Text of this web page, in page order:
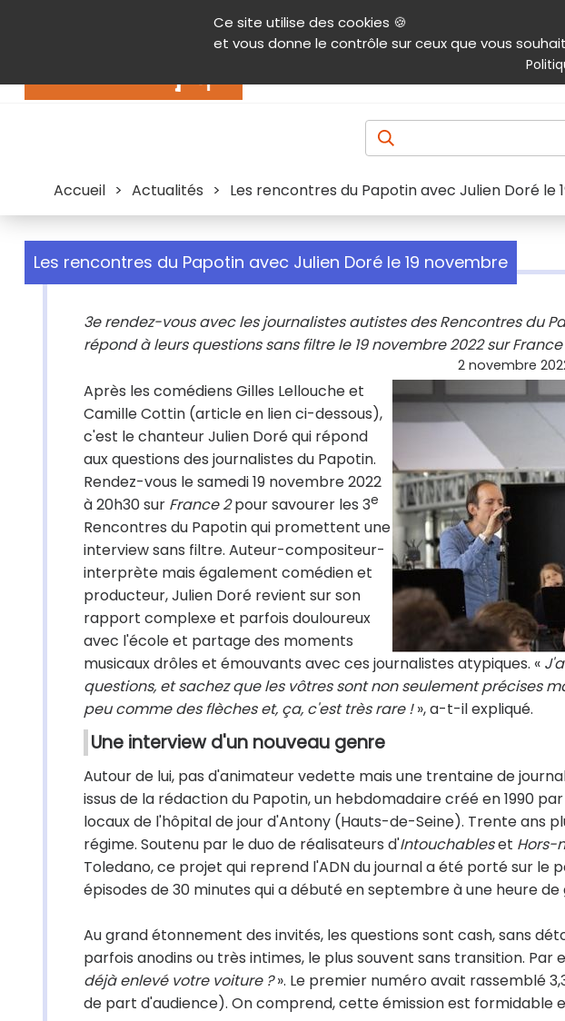
Ce site utilise des cookies 🍪
et vous donne le contrôle sur ceux que vous
Contenu Aide et accessibilité Menu principal
Produits & services
Accueil > Actualités > Les rencontres du Papotin avec Julien Doré le
Les rencontres du Papotin avec Julien Doré le 19 novembre
3e rendez-vous avec les journalistes autistes des Rencontres du
répond à leurs questions sans filtre le 19 novembre 2022 sur
2 novembre
Après les comédiens Gilles Lellouche et
Camille Cottin (article en lien ci-dessous),
c'est le chanteur Julien Doré qui répond
aux questions des journalistes du Papotin.
Rendez-vous le samedi 19 novembre 2022
à 20h30 sur France 2pour savourer les 3e
Rencontres du Papotin qui promettent une
interview sans filtre. Auteur-compositeur-
interprète mais également comédien et
producteur, Julien Doré revient sur son
rapport complexe et parfois douloureux
avec l'école et partage des moments
musicaux drôles et émouvants avec ces journalistes atypiques. «
questions, et sachez que les vôtres sont non seulement précises
peu comme des flèches et, ça, c'est très rare !», a-t-il expliqué.
Une interview d'un nouveau genre
Autour de lui, pas d'animateur vedette mais une trentaine de
issus de la rédaction du Papotin, un hebdomadaire créé en 1990
locaux de l'hôpital de jour d'Antony (Hauts-de-Seine). Trente ans
régime. Soutenu par le duo de réalisateurs d'Intouchableset Hors-
Toledano, ce projet qui reprend l'ADN du journal a été porté sur le
épisodes de 30 minutes qui a débuté en septembre à une heure
Au grand étonnement des invités, les questions sont cash, sans
parfois anodins ou très intimes, le plus souvent sans transition. Par
déjà enlevé votre voiture ?». Le premier numéro avait rassemblé
de part d'audience). On comprend, cette émission est formidable